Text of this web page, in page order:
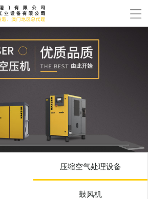
压缩空气处理设备
鼓风机